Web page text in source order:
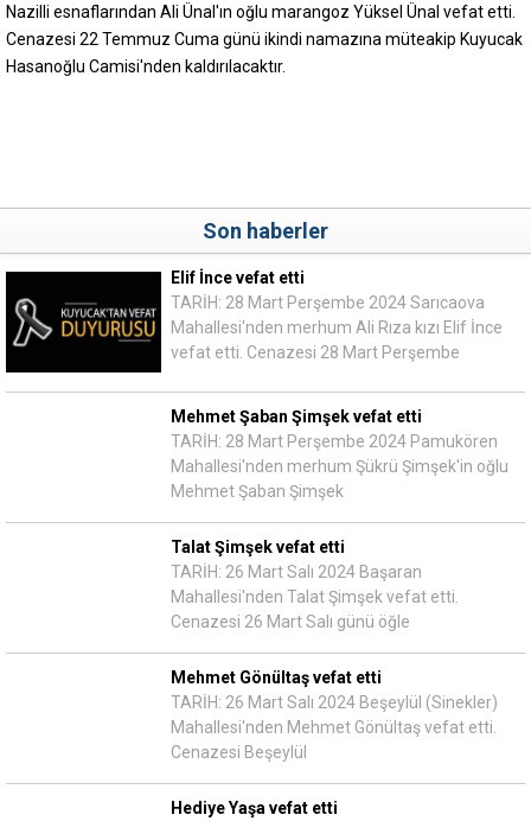
Nazilli esnaflarından Ali Ünal'ın oğlu marangoz Yüksel Ünal vefat etti.
Cenazesi 22 Temmuz Cuma günü ikindi namazına müteakip Kuyucak
Hasanoğlu Camisi'nden kaldırılacaktır.
Son haberler
Elif İnce vefat etti
TARİH: 28 Mart Perşembe 2024 Sarıcaova
Mahallesi'nden merhum Ali Rıza kızı Elif İnce
vefat etti. Cenazesi 28 Mart Perşembe
Mehmet Şaban Şimşek vefat etti
TARİH: 28 Mart Perşembe 2024 Pamukören
Mahallesi'nden merhum Şükrü Şimşek'in oğlu
Mehmet Şaban Şimşek
Talat Şimşek vefat etti
TARİH: 26 Mart Salı 2024 Başaran
Mahallesi'nden Talat Şimşek vefat etti.
Cenazesi 26 Mart Salı günü öğle
Mehmet Gönültaş vefat etti
TARİH: 26 Mart Salı 2024 Beşeylül (Sinekler)
Mahallesi'nden Mehmet Gönültaş vefat etti.
Cenazesi Beşeylül
Hediye Yaşa vefat etti